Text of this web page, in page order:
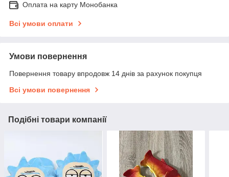
Оплата на карту Монобанка
Всі умови оплати
Умови повернення
Повернення товару впродовж 14 днів за рахунок покупця
Всі умови повернення
Подібні товари компанії